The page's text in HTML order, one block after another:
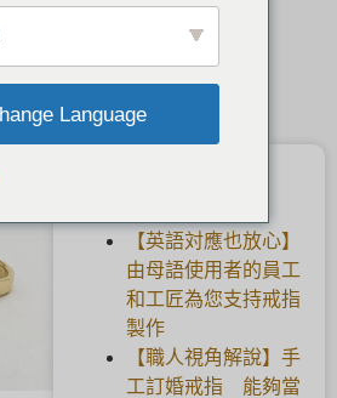
【英語対應也放心】
由母語使用者的員工
和工匠為您支持戒指
製作
【職人視角解說】手
工訂婚戒指 能夠當
Language